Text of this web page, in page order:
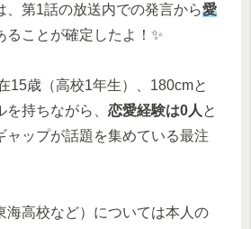
、第1話の放送内での発言から愛
ることが確定したよ！✨
15歳（高校1年生）、180cmと
持ちながら、 恋愛経験は0人と
ャップが話題を集めている最注
海高校など）については本人の